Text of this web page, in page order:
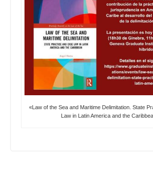
«Law of the Sea and Maritime Delimitation. State
Law in Latin America and the